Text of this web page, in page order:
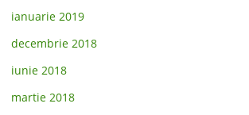
ianuarie 2019
decembrie 2018
iunie 2018
martie 2018